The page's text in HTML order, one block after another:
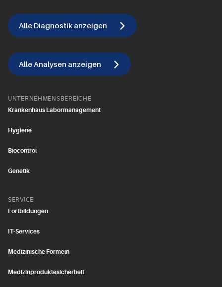
Alle Diagnostik anzeigen
Alle Analysen anzeigen
UNTERNEHMENSBEREICHE
Krankenhaus Labormanagement
Hygiene
Biocontrol
Genetik
SERVICE
Fortbildungen
IT-Services
Medizinische Formeln
Medizinproduktesicherheit